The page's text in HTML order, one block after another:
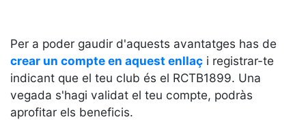
equips
Llegendes
Jugadors
professionals
Competicions
Per a poder gaudir d'aquests avantatges has de
crear un compte en aquest enllaç i registrar-te
indicant que el teu club és el RCTB1899. Una
vegada s'hagi validat el teu compte, podràs
aprofitar els beneficis.